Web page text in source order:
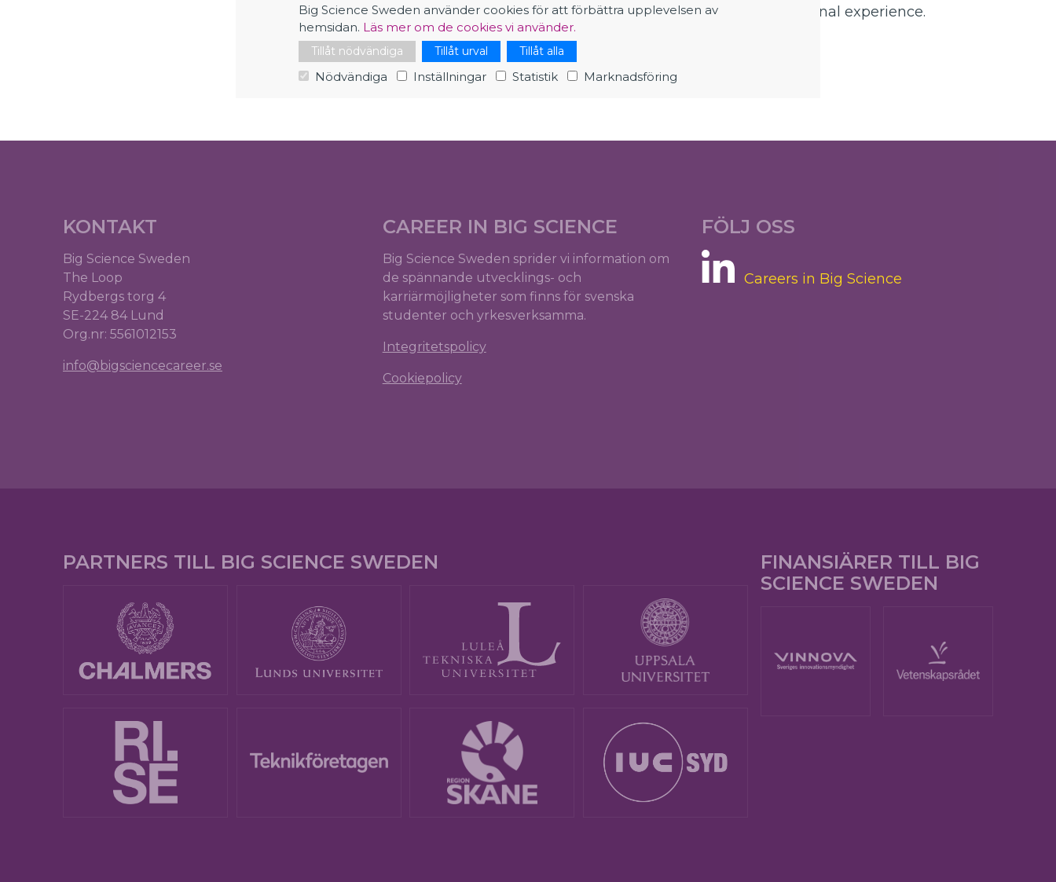
Big Science Sweden använder cookies för att förbättra upplevelsen av
hemsidan. Läs mer om de cookies vi använder.
Tillåt nödvändiga Tillåt urval Tillåt alla
Nödvändiga Inställningar Statistik Marknadsföring
or a PhD with no more than 3 years of post-graduation professional experience.
Integrated Circuits Design Engineer (EP-ESE-ME-2023-69-GRAP)
KONTAKT
Big Science Sweden
The Loop
Rydbergs torg 4
SE-224 84 Lund
Org.nr: 5561012153
info@bigsciencecareer.se
CAREER IN BIG SCIENCE
Big Science Sweden sprider vi information om
de spännande utvecklings- och
karriärmöjligheter som finns för svenska
studenter och yrkesverksamma.
Integritetspolicy
Cookiepolicy
FÖLJ OSS
Careers in Big Science
PARTNERS TILL BIG SCIENCE SWEDEN
FINANSIÄRER TILL BIG
SCIENCE SWEDEN